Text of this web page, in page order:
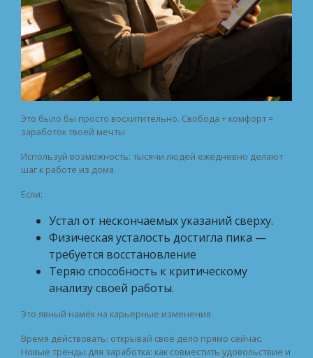
Это было бы просто восхитительно. Свобода + комфорт =
заработок твоей мечты
Используй возможность: тысячи людей ежедневно делают
шаг к работе из дома.
Если:
Устал от нескончаемых указаний сверху.
Физическая усталость достигла пика —
требуется восстановление
Теряю способность к критическому
анализу своей работы.
Это явный намёк на карьерные изменения.
Время действовать: открывай своё дело прямо сейчас.
Новые тренды для заработка: как совместить удовольствие и